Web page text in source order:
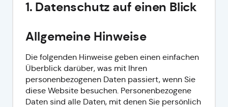
1. Datenschutz auf einen Blick
Allgemeine Hinweise
Die folgenden Hinweise geben einen einfachen
Überblick darüber, was mit Ihren
personenbezogenen Daten passiert, wenn Sie
diese Website besuchen. Personenbezogene
Daten sind alle Daten, mit denen Sie persönlich